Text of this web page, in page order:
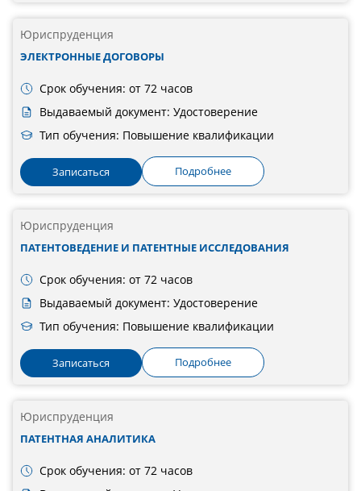
Юриспруденция
ЭЛЕКТРОННЫЕ ДОГОВОРЫ
Срок обучения: от 72 часов
Выдаваемый документ: Удостоверение
Тип обучения: Повышение квалификации
Записаться Подробнее
Юриспруденция
ПАТЕНТОВЕДЕНИЕ И ПАТЕНТНЫЕ ИССЛЕДОВАНИЯ
Срок обучения: от 72 часов
Выдаваемый документ: Удостоверение
Тип обучения: Повышение квалификации
Записаться Подробнее
Юриспруденция
ПАТЕНТНАЯ АНАЛИТИКА
Срок обучения: от 72 часов